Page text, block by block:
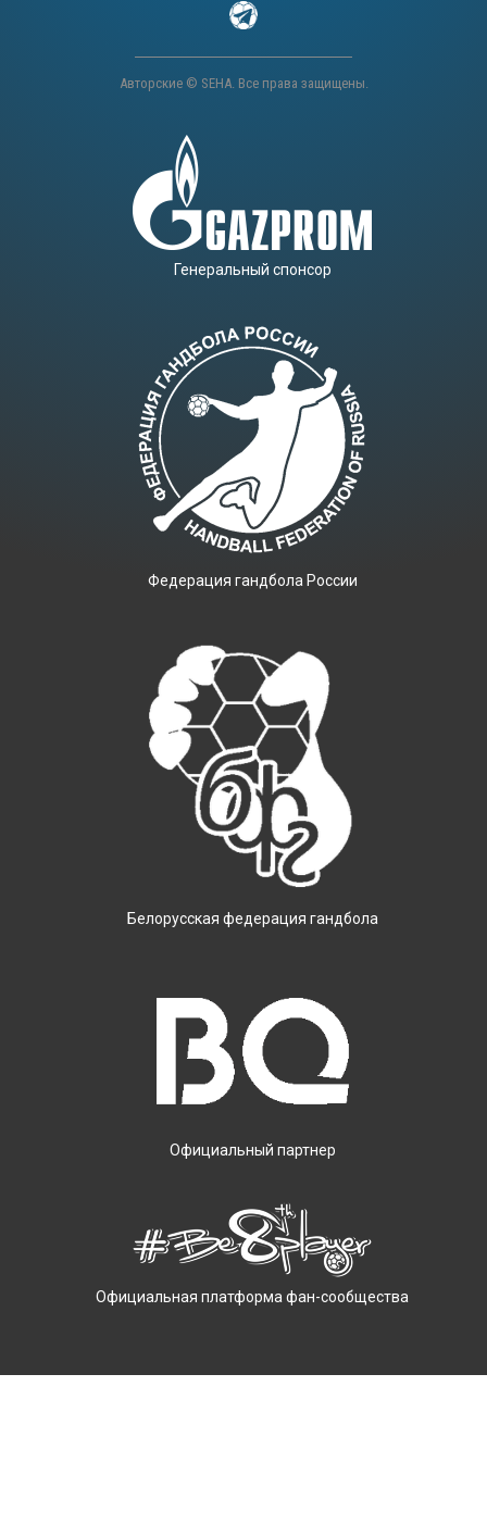
Авторские © SEHA. Все права защищены.
Генеральный спонсор
Фeдерация гандбола России
Белорусская федерация гандбола
Официальный партнер
Официальная платформа фан-сообщества